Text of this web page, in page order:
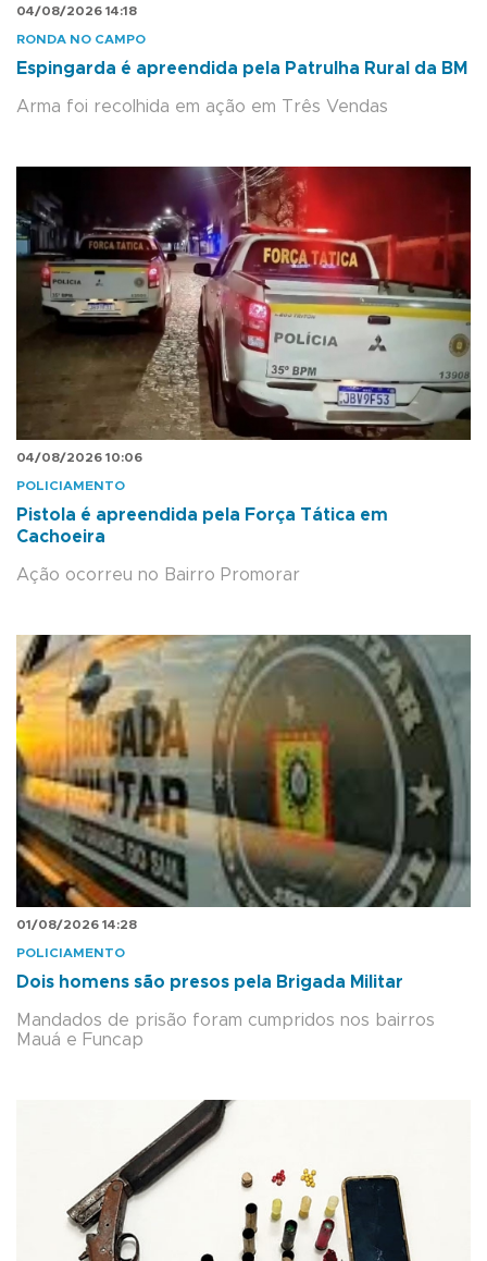
04/08/2026 14:18
RONDA NO CAMPO
Espingarda é apreendida pela Patrulha Rural da BM
Arma foi recolhida em ação em Três Vendas
04/08/2026 10:06
POLICIAMENTO
Pistola é apreendida pela Força Tática em
Cachoeira
Ação ocorreu no Bairro Promorar
01/08/2026 14:28
POLICIAMENTO
Dois homens são presos pela Brigada Militar
Mandados de prisão foram cumpridos nos bairros
Mauá e Funcap